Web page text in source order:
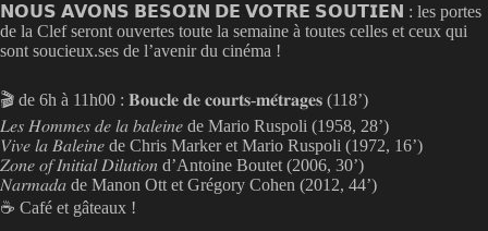
𝗡𝗢𝗨𝗦 𝗔𝗩𝗢𝗡𝗦 𝗕𝗘𝗦𝗢𝗜𝗡 𝗗𝗘 𝗩𝗢𝗧𝗥𝗘 𝗦𝗢𝗨𝗧𝗜𝗘𝗡 : les portes
de la Clef seront ouvertes toute la semaine à toutes celles et ceux qui
sont soucieux.ses de l’avenir du cinéma !
🎬 de 6h à 11h00 : 𝐁𝐨𝐮𝐜𝐥𝐞 𝐝𝐞 𝐜𝐨𝐮𝐫𝐭𝐬-𝐦𝐞́𝐭𝐫𝐚𝐠𝐞𝐬 (118’)
𝐿𝑒𝑠 𝐻𝑜𝑚𝑚𝑒𝑠 𝑑𝑒 𝑙𝑎 𝑏𝑎𝑙𝑒𝑖𝑛𝑒 de Mario Ruspoli (1958, 28’)
𝑉𝑖𝑣𝑒 𝑙𝑎 𝐵𝑎𝑙𝑒𝑖𝑛𝑒 de Chris Marker et Mario Ruspoli (1972, 16’)
𝑍𝑜𝑛𝑒 𝑜𝑓 𝐼𝑛𝑖𝑡𝑖𝑎𝑙 𝐷𝑖𝑙𝑢𝑡𝑖𝑜𝑛 d’Antoine Boutet (2006, 30’)
𝑁𝑎𝑟𝑚𝑎𝑑𝑎 de Manon Ott et Grégory Cohen (2012, 44’)
☕ Café et gâteaux !